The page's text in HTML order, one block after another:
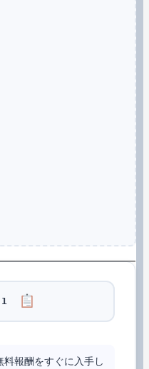
報酬をすぐに入手し